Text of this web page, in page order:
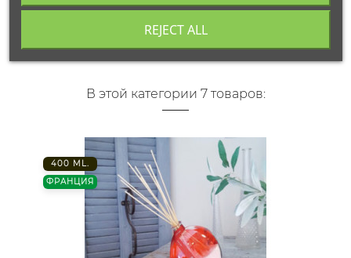
В этой категории 7 товаров:
400 ML.
ФРАНЦИЯ
REJECT ALL